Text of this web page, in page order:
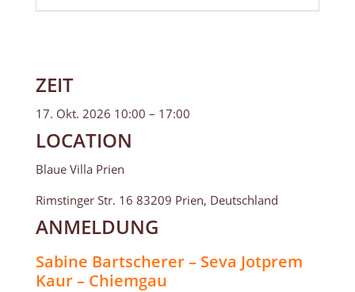
ZEIT
17. Okt. 2026 10:00 – 17:00
LOCATION
Blaue Villa Prien
Rimstinger Str. 16 83209 Prien, Deutschland
ANMELDUNG
Sabine Bartscherer – Seva Jotprem
Kaur – Chiemgau